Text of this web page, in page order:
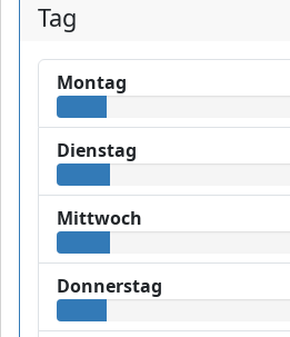
Tag
Montag
Dienstag
Mittwoch
Donnerstag